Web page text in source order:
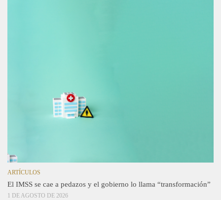
ARTÍCULOS
El IMSS se cae a pedazos y el gobierno lo llama “transformación”
1 DE AGOSTO DE 2026